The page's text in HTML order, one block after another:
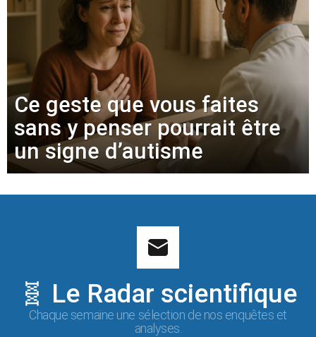
Ce geste que vous faites
sans y penser pourrait être
un signe d’autisme
🧬 Le Radar scientifique
Chaque semaine une sélection de nos enquêtes et
analyses.